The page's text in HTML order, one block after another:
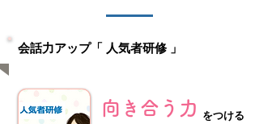
会話力アップ「 人気者研修 」
向き合う力 をつける